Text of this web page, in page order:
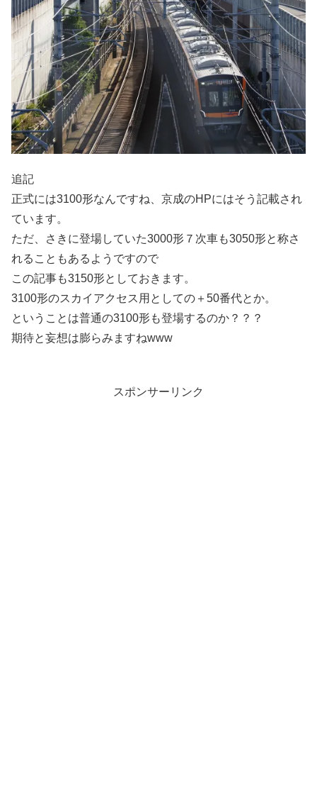
追記
正式には3100形なんですね、京成のHPにはそう記載され
ています。
ただ、さきに登場していた3000形７次車も3050形と称さ
れることもあるようですので
この記事も3150形としておきます。
3100形のスカイアクセス用としての＋50番代とか。
ということは普通の3100形も登場するのか？？？
期待と妄想は膨らみますねwww
スポンサーリンク